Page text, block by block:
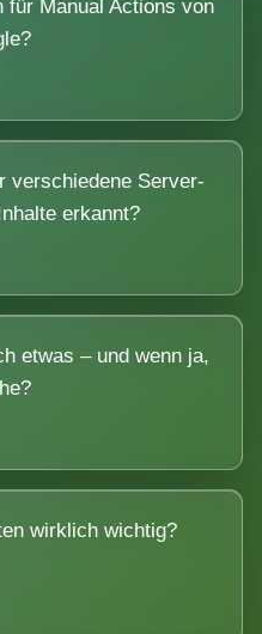
für Manual Actions von
verschiedene Server-
erkannt?
etwas – und wenn ja,
wirklich wichtig?